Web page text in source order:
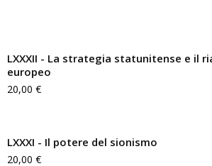
LXXXII - La strategia statunitense e il
europeo
20,00 €
LXXXI - Il potere del sionismo
20,00 €